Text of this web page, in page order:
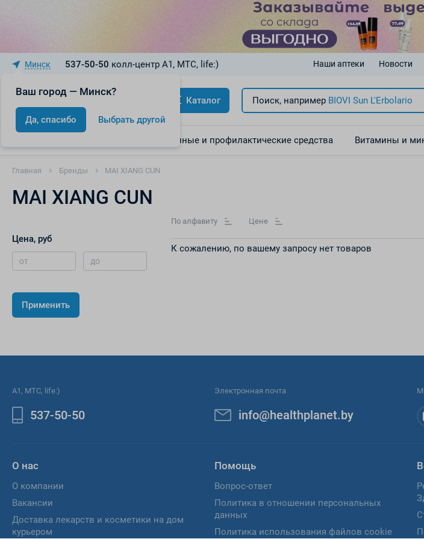
Минск
Ваш город — Минск?
Да, спасибо Выбрать другой
537-50-50 колл-центр A1, МТС, life:) Наши аптеки Новости
Каталог Поиск, например BIOVI Sun L'Erbolario
Лекарственные и профилактические средства Витамины и
Главная Бренды MAI XIANG CUN
MAI XIANG CUN
Цена, руб
от до
По алфавиту Цене
К сожалению, по вашему запросу нет товаров
A1, МТС, life:)
537-50-50
Электронная почта
info@healthplanet.by
О нас
О компании
Вакансии
Доставка лекарств и косметики на дом
курьером
Помощь
Вопрос-ответ
Политика в отношении персональных
данных
Политика использования файлов cookie